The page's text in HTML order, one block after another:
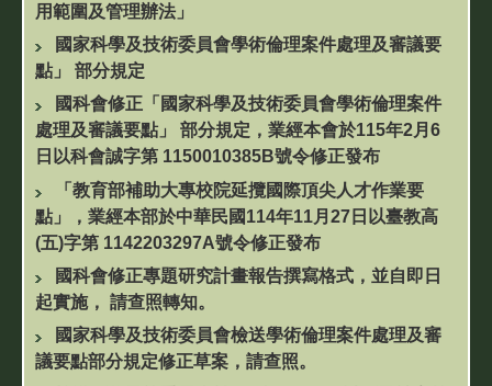
用範圍及管理辦法」
國家科學及技術委員會學術倫理案件處理及審議要
點」 部分規定
國科會修正「國家科學及技術委員會學術倫理案件
處理及審議要點」 部分規定，業經本會於115年2月6
日以科會誠字第 1150010385B號令修正發布
「教育部補助大專校院延攬國際頂尖人才作業要
點」，業經本部於中華民國114年11月27日以臺教高
(五)字第 1142203297A號令修正發布
國科會修正專題研究計畫報告撰寫格式，並自即日
起實施， 請查照轉知。
國家科學及技術委員會檢送學術倫理案件處理及審
議要點部分規定修正草案，請查照。